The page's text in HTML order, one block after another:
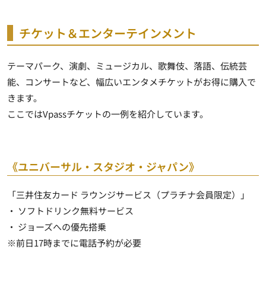
チケット＆エンターテインメント
テーマパーク、演劇、ミュージカル、歌舞伎、落語、伝統芸
能、コンサートなど、 幅広いエンタメチケットがお得に購入で
きます。
ここではVpassチケットの一例を紹介しています。
《ユニバーサル・スタジオ・ジャパン》
「三井住友カード ラウンジサービス（プラチナ会員限定）」
・ ソフトドリンク無料サービス
・ ジョーズへの優先搭乗
※前日17時までに電話予約が必要